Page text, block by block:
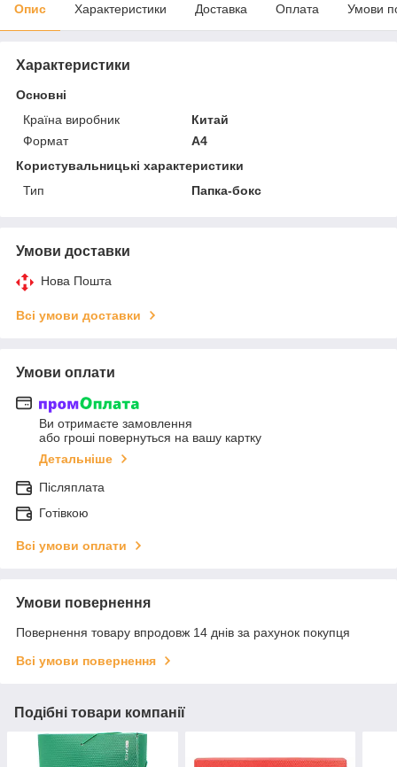
Опис Характеристики Доставка Оплата Умови
Характеристики
Основні
Країна виробник
Китай
Формат
A4
Користувальницькі характеристики
Тип
Папка-бокс
Умови доставки
Нова Пошта
Всі умови доставки
Умови оплати
Ви отримаєте замовлення
або гроші повернуться на вашу картку
Детальніше
Післяплата
Готівкою
Всі умови оплати
Умови повернення
Повернення товару впродовж 14 днів за рахунок покупця
Всі умови повернення
Подібні товари компанії